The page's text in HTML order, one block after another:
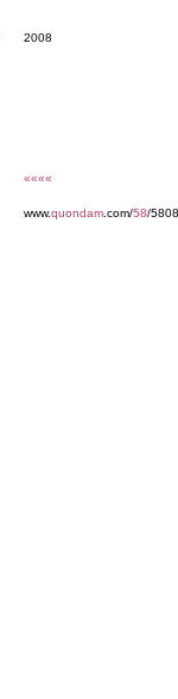
2008
««««
www.quondam .com/58/